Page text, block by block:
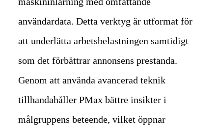
användardata. Detta verktyg är utformat för
att underlätta arbetsbelastningen samtidigt
som det förbättrar annonsens prestanda.
Genom att använda avancerad teknik
tillhandahåller PMax bättre insikter i
målgruppens beteende, vilket öppnar